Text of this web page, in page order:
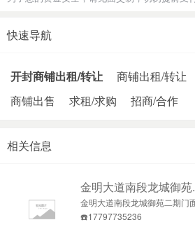
快速导航
开封商铺出租/转让 商铺出租/转让
商铺出售
求租/求购 招商/合作
相关信息
金明大道南段龙城御苑
金明大道南段龙城御苑二期门
☎️17797735236